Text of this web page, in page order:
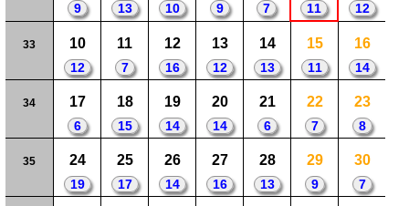
9 13 10 9 7 11 12
33 10
12
11
7
12
16
13
12
14
13
15
11
16
14
34 17
6
18
15
19
14
20
14
21
6
22
7
23
8
35 24
19
25
17
26
14
27
16
28
13
29
9
30
7